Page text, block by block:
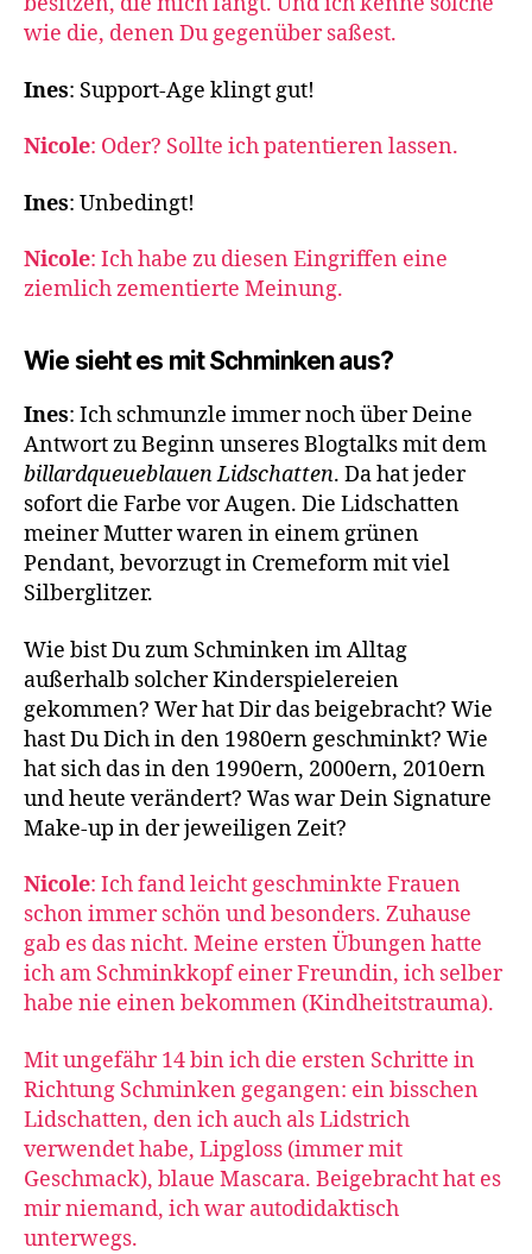
wie die, denen Du gegenüber saßest.
Ines: Support-Age klingt gut!
Nicole: Oder? Sollte ich patentieren lassen.
Ines: Unbedingt!
Nicole: Ich habe zu diesen Eingriffen eine
ziemlich zementierte Meinung.
Wie sieht es mit Schminken aus?
Ines: Ich schmunzle immer noch über Deine
Antwort zu Beginn unseres Blogtalks mit dem
billardqueueblauen Lidschatten. Da hat jeder
sofort die Farbe vor Augen. Die Lidschatten
meiner Mutter waren in einem grünen
Pendant, bevorzugt in Cremeform mit viel
Silberglitzer.
Wie bist Du zum Schminken im Alltag
außerhalb solcher Kinderspielereien
gekommen? Wer hat Dir das beigebracht? Wie
hast Du Dich in den 1980ern geschminkt? Wie
hat sich das in den 1990ern, 2000ern, 2010ern
und heute verändert? Was war Dein Signature
Make-up in der jeweiligen Zeit?
Nicole: Ich fand leicht geschminkte Frauen
schon immer schön und besonders. Zuhause
gab es das nicht. Meine ersten Übungen hatte
ich am Schminkkopf einer Freundin, ich selber
habe nie einen bekommen (Kindheitstrauma).
Mit ungefähr 14 bin ich die ersten Schritte in
Richtung Schminken gegangen: ein bisschen
Lidschatten, den ich auch als Lidstrich
verwendet habe, Lipgloss (immer mit
Geschmack), blaue Mascara. Beigebracht hat es
mir niemand, ich war autodidaktisch
unterwegs.